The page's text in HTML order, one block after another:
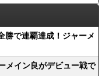
勝で連覇達成！ジャーメ
メイン良がデビュー戦で